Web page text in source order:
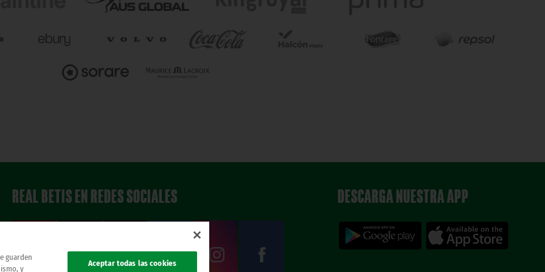
REAL BETIS EN REDES SOCIALES DESCARGA NUESTRA APP
guarden
y
Aceptar todas las cookies